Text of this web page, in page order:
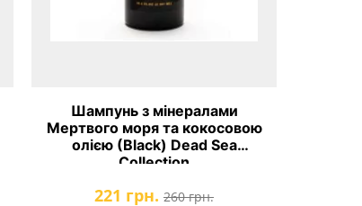
Шампунь з мінералами
Мертвого моря та кокосовою
олією (Black) Dead Sea
Collection
221 грн. 260 грн.